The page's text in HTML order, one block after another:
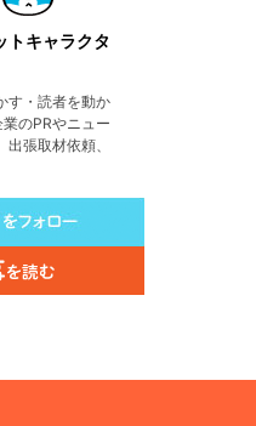
トキャラクタ
す・読者を動か
のPRやニュー
張取材依頼、